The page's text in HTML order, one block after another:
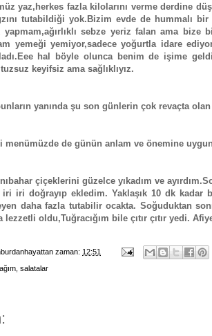
yaz,herkes fazla kilolarını verme derdine
tutabildiği yok.Bizim evde de hummalı
yapmam,ağırlıklı sebze yeriz falan ama
yemeği yemiyor,sadece yoğurtla idare
hal böyle olunca benim de işime
keyifsiz ama sağlıklıyız.
yanında şu son günlerin çok revaçta
menümüzde de günün anlam ve önemine
çiçeklerini güzelce yıkadım ve
iri doğrayıp ekledim. Yaklaşık 10 dk
daha fazla tutabilir ocakta. Soğuduktan
lezzetli oldu,Tuğracığım bile çıtır çıtır yedi.
zaman: 12:51
salatalar